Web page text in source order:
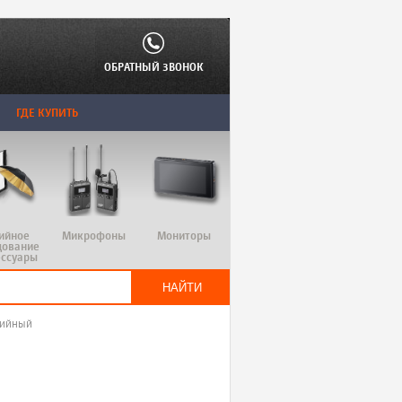
ОБРАТНЫЙ ЗВОНОК
ГДЕ КУПИТЬ
Микрофоны Мониторы